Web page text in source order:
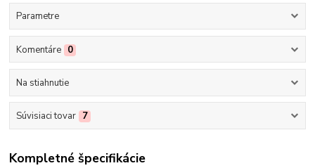
Parametre
Komentáre 0
Na stiahnutie
Súvisiaci tovar 7
Kompletné špecifikácie